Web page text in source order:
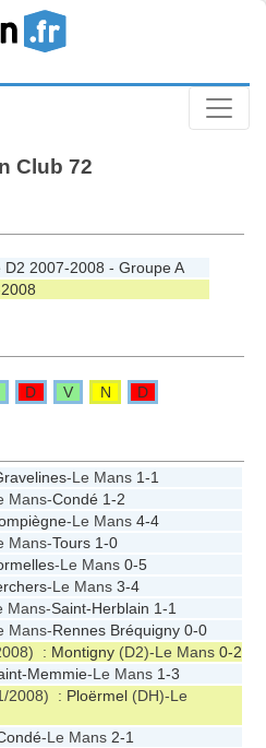
Club 72
2007-2008 - Groupe A
D V N D
-Le Mans 1-1
Mans-Condé 1-2
-Le Mans 4-4
Mans-Tours 1-0
-Le Mans 0-5
-Le Mans 3-4
Mans-Saint-Herblain 1-1
Mans-Rennes Bréquigny 0-0
: Montigny (D2)-Le Mans 0-2
Memmie-Le Mans 1-3
2008) : Ploërmel (DH)-Le
-Le Mans 2-1